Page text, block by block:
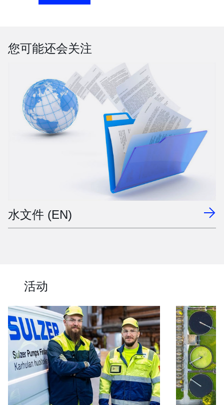
您可能还会关注
水文件 (EN)
活动